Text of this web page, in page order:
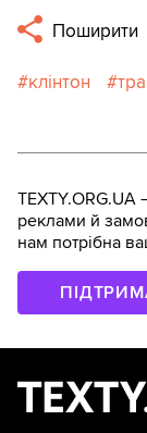
Поширити
клінтон
реклами й
нам потрібна